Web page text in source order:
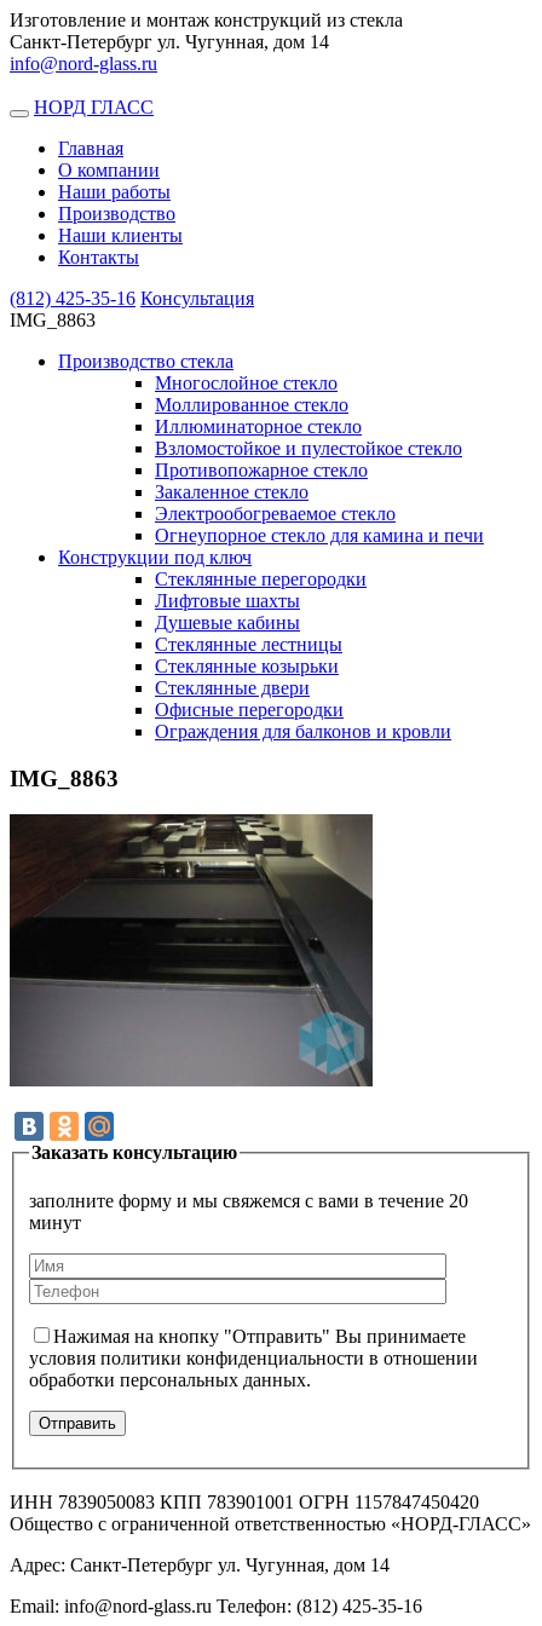
Изготовление и монтаж конструкций из стекла
Санкт-Петербург ул. Чугунная, дом 14
info@nord-glass.ru
Toggle
navigation
НОРД ГЛАСС
Главная
О компании
Наши работы
Производство
Наши клиенты
Контакты
(812) 425-35-16 Консультация
IMG_8863
Производство стекла
Многослойное стекло
Моллированное стекло
Иллюминаторное стекло
Взломостойкое и пулестойкое стекло
Противопожарное стекло
Закаленное стекло
Электрообогреваемое стекло
Огнеупорное стекло для камина и печи
Конструкции под ключ
Стеклянные перегородки
Лифтовые шахты
Душевые кабины
Cтеклянные лестницы
Cтеклянные козырьки
Cтеклянные двери
Офисные перегородки
Ограждения для балконов и кровли
IMG_8863
Заказать консультацию
заполните форму и мы свяжемся с вами в течение 20
минут
Нажимая на кнопку "Отправить" Вы принимаете
условия политики конфиденциальности в отношении
обработки персональных данных.
ИНН 7839050083 КПП 783901001 ОГРН 1157847450420
Общество с ограниченной ответственностью «НОРД-ГЛАСС»
Адрес: Санкт-Петербург ул. Чугунная, дом 14
Email: info@nord-glass.ru Телефон: (812) 425-35-16